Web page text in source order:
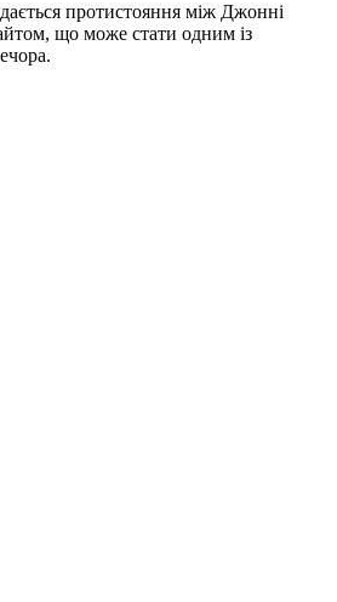
протистояння між Джонні
що може стати одним із